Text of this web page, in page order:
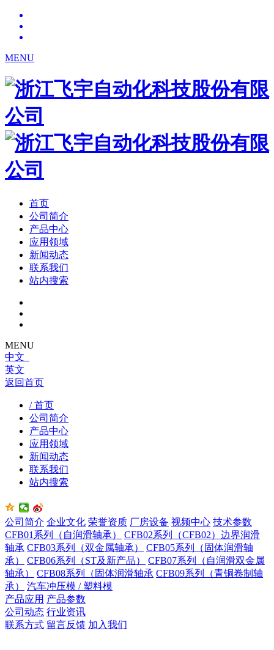
MENU
首页
公司简介
产品中心
应用领域
新闻动态
联系我们
站内搜索
MENU
中文
英文
返回首页
/ 首页
公司简介
产品中心
应用领域
新闻动态
联系我们
站内搜索
公司简介 企业文化 荣誉资质 厂房设备 视频中心 技术参数
CFB01系列（自润滑轴承）
CFB02系列（CFB02）边界润滑
轴承 CFB03系列（双金属轴承）
CFB05系列（固体润滑轴
承）
CFB06系列（ST及新产品）
CFB07系列（自润滑双金属
轴承）
CFB08系列（固体润滑轴承 CFB09系列（青铜卷制轴
承）
汽车冲压模 / 塑料模
产品应用 产品参数
公司动态 行业资讯
联系方式 留言反馈 加入我们